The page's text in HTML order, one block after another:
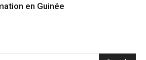
en Guinée